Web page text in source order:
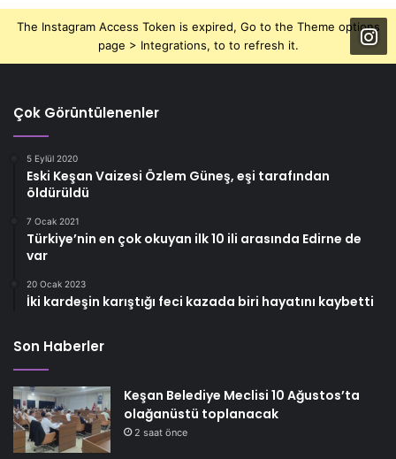
The Instagram Access Token is expired, Go to the Theme options
page > Integrations, to to refresh it.
Çok Görüntülenenler
5 Eylül 2020
Eski Keşan Vaizesi Özlem Güneş, eşi tarafından
öldürüldü
7 Ocak 2021
Türkiye’nin en çok okuyan ilk 10 ili arasında Edirne de
var
20 Ocak 2023
İki kardeşin karıştığı feci kazada biri hayatını kaybetti
Son Haberler
Keşan Belediye Meclisi 10 Ağustos’ta
olağanüstü toplanacak
2 saat önce